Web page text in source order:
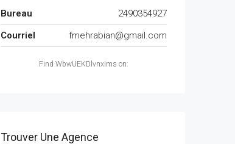
Bureau
2490354927
Courriel
fmehrabian@gmail.com
Find WbwUEKDlvnxims on:
Trouver Une Agence